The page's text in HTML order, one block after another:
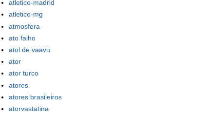
atletico-madrid
atletico-mg
atmosfera
ato falho
atol de vaavu
ator
ator turco
atores
atores brasileiros
atorvastatina